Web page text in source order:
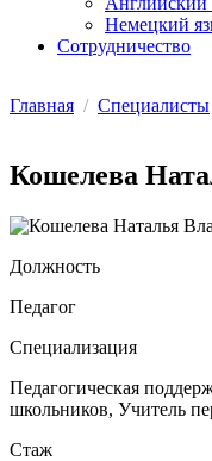
Немецкий
Сотрудничество
Главная / Специалисты
Кошелева
Должность
Педагог
Специализация
Педагогическая
школьников, Учитель
Стаж